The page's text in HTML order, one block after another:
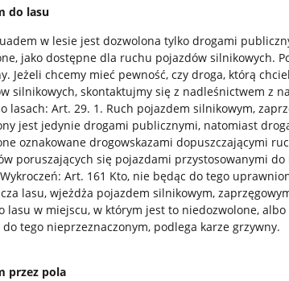
do lasu
w lesie jest dozwolona tylko drogami
jako dostępne dla ruchu pojazdów silnikowych.
Jeżeli chcemy mieć pewność, czy droga, którą
silnikowych, skontaktujmy się z nadleśnictwem z
lasach: Art. 29. 1. Ruch pojazdem silnikowym,
jest jedynie drogami publicznymi, natomiast
oznakowane drogowskazami dopuszczającymi
poruszających się pojazdami przystosowanymi
Art. 161 Kto, nie będąc do tego
lasu, wjeżdża pojazdem silnikowym,
lasu w miejscu, w którym jest to niedozwolone,
tego nieprzeznaczonym, podlega karze grzywny.
przez pola